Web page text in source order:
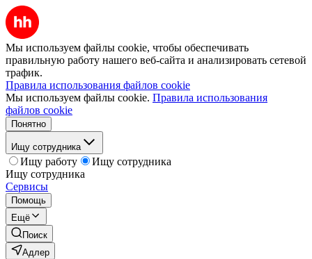
Мы используем файлы cookie, чтобы обеспечивать
правильную работу нашего веб-сайта и анализировать сетевой
трафик.
Правила использования файлов cookie
Мы используем файлы cookie. Правила использования
файлов cookie
Понятно
Ищу сотрудника
Ищу работу
Ищу сотрудника
Ищу сотрудника
Сервисы
Помощь
Ещё
Поиск
Адлер